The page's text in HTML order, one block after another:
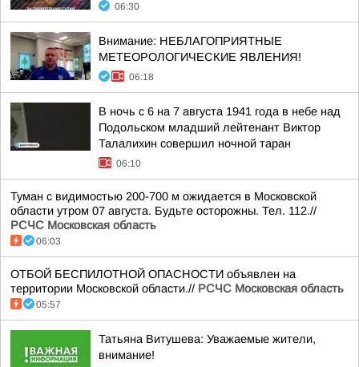
06:30
Внимание: НЕБЛАГОПРИЯТНЫЕ
МЕТЕОРОЛОГИЧЕСКИЕ ЯВЛЕНИЯ!
06:18
В ночь с 6 на 7 августа 1941 года в небе над
Подольском младший лейтенант Виктор
Талалихин совершил ночной таран
06:10
Туман с видимостью 200-700 м ожидается в Московской
области утром 07 августа. Будьте осторожны. Тел. 112.//
РСЧС Московская область
06:03
ОТБОЙ БЕСПИЛОТНОЙ ОПАСНОСТИ объявлен на
территории Московской области.// РСЧС Московская область
05:57
Татьяна Витушева: Уважаемые жители,
внимание!